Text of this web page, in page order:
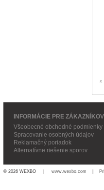
s
INFORMÁCIE PRE ZÁKAZNÍKOV
Všeobecné obchodné podmienky
Spracovanie osobných údajov
Reklamačný poriadok
Alternatívne riešenie sporov
© 2026 WEXBO | www.wexbo.com